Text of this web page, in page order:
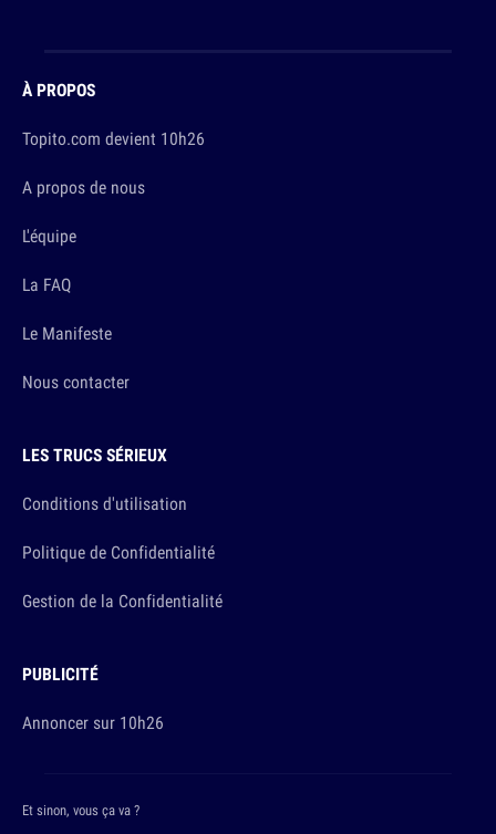
À PROPOS
Topito.com devient 10h26
A propos de nous
L'équipe
La FAQ
Le Manifeste
Nous contacter
LES TRUCS SÉRIEUX
Conditions d'utilisation
Politique de Confidentialité
Gestion de la Confidentialité
PUBLICITÉ
Annoncer sur 10h26
Et sinon, vous ça va ?